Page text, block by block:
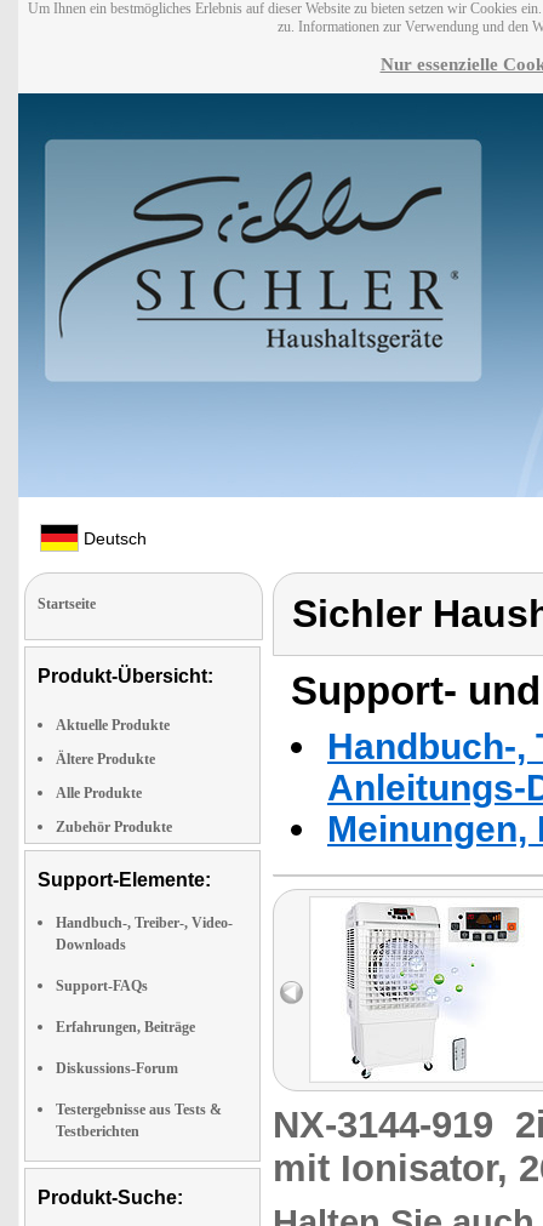
Um Ihnen ein bestmögliches Erlebnis auf dieser Website zu bieten setzen wir Cookies
zu. Informationen zur Verwendung und den
Nur essenzielle
Deutsch
Startseite
Produkt-Übersicht:
Aktuelle Produkte
Ältere Produkte
Alle Produkte
Zubehör Produkte
Support-Elemente:
Handbuch-, Treiber-, Video-
Downloads
Support-FAQs
Erfahrungen, Beiträge
Diskussions-Forum
Testergebnisse aus Tests &
Testberichten
Produkt-Suche:
Sichler
Support-
Handbuch-,
Anleitungs-
NX-3144-919
mit Ionisator,